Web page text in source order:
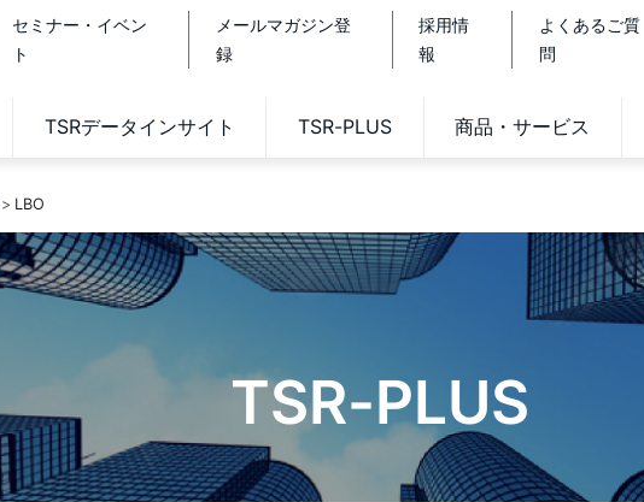
セミナー・イベン
ト
メールマガジン登
録
採用情
報
よくあるご質
問
TSRデータインサイト TSR-PLUS 商品・サービス
LBO
TSR-PLUS